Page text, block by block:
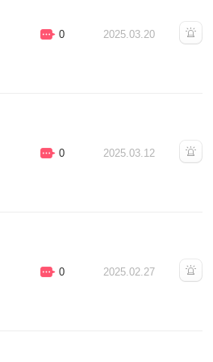
0 2025.03.20
0 2025.03.12
0 2025.02.27